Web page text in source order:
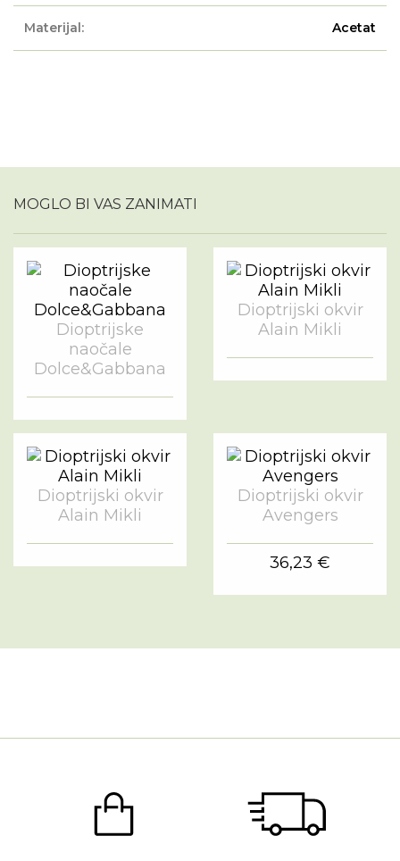
Materijal: Acetat
MOGLO BI VAS ZANIMATI
Dioptrijske
naočale
Dolce&Gabbana
Dioptrijski okvir
Alain Mikli
Dioptrijski okvir
Alain Mikli
Dioptrijski okvir
Avengers
36,23 €